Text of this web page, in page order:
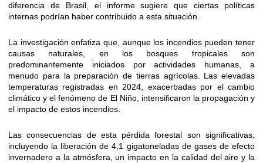
diferencia de Brasil, el informe sugiere que ciertas políticas
internas podrían haber contribuido a esta situación.
La investigación enfatiza que, aunque los incendios pueden tener
causas naturales, en los bosques tropicales son
predominantemente iniciados por actividades humanas, a
menudo para la preparación de tierras agrícolas. Las elevadas
temperaturas registradas en 2024, exacerbadas por el cambio
climático y el fenómeno de El Niño, intensificaron la propagación y
el impacto de estos incendios.
Las consecuencias de esta pérdida forestal son significativas,
incluyendo la liberación de 4,1 gigatoneladas de gases de efecto
invernadero a la atmósfera, un impacto en la calidad del aire y la